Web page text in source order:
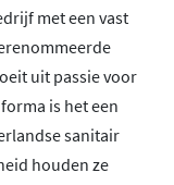
met een vast
uit passie voor
is het een
sanitair
houden ze